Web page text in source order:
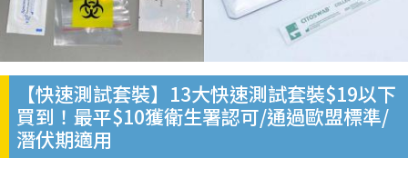
【快速測試套裝】13大快速測試套裝$19以下
買到！最平$10獲衛生署認可/通過歐盟標準/
潛伏期適用